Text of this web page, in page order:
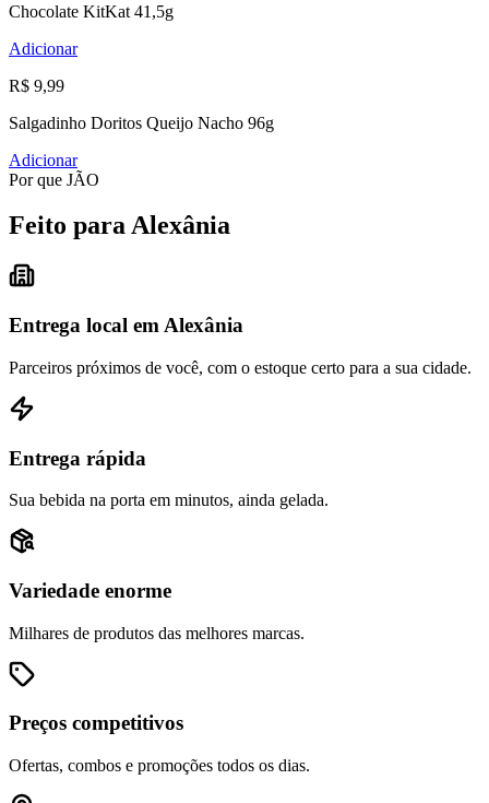
Chocolate KitKat 41,5g
Adicionar
R$ 9,99
Salgadinho Doritos Queijo Nacho 96g
Adicionar
Por que JÃO
Feito para Alexânia
Entrega local em Alexânia
Parceiros próximos de você, com o estoque certo para a sua cidade.
Entrega rápida
Sua bebida na porta em minutos, ainda gelada.
Variedade enorme
Milhares de produtos das melhores marcas.
Preços competitivos
Ofertas, combos e promoções todos os dias.